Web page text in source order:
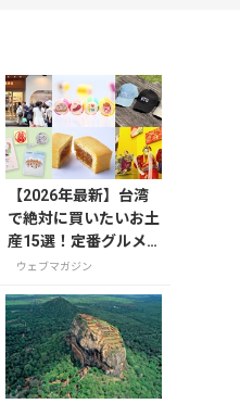
【2026年最新】台湾
で絶対に買いたいお土
産15選！定番グルメ
やかわいい雑貨、限定
ウェブマガジン